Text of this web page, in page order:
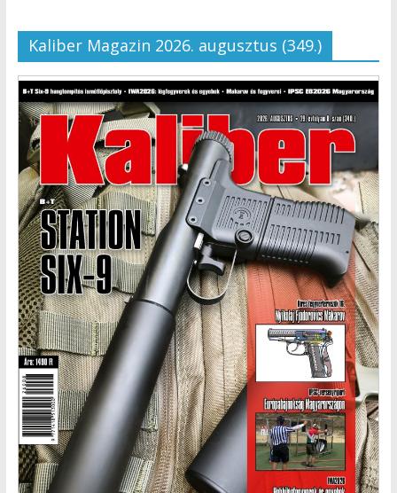
Kaliber Magazin 2026. augusztus (349.)